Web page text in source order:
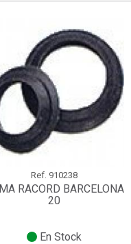
Ref. 910238
RACORD BARCELONA
20
En Stock